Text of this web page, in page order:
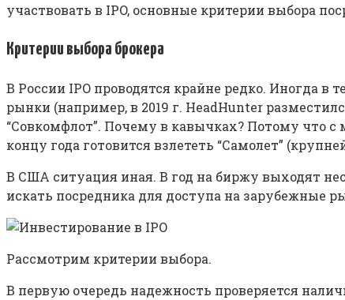
участвовать в IPO, основные критерии выбора
Критерии выбора брокера
В России IPO проводятся крайне редко. Иногда в
рынки (например, в 2019 г. HeadHunter
“Совкомфлот”. Почему в кавычках? Потому что с
концу года готовится взлететь “Самолет”
В США ситуация иная. В год на биржу выходят
искать посредника для доступа на зарубежные
Рассмотрим критерии выбора.
В первую очередь надежность проверяется